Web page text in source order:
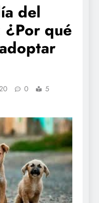
del
qué
0
5